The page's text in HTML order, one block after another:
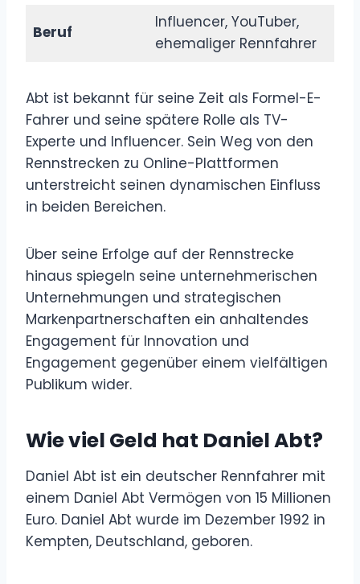
Beruf
Influencer, YouTuber,
ehemaliger Rennfahrer
Abt ist bekannt für seine Zeit als Formel-E-
Fahrer und seine spätere Rolle als TV-
Experte und Influencer. Sein Weg von den
Rennstrecken zu Online-Plattformen
unterstreicht seinen dynamischen Einfluss
in beiden Bereichen.
Über seine Erfolge auf der Rennstrecke
hinaus spiegeln seine unternehmerischen
Unternehmungen und strategischen
Markenpartnerschaften ein anhaltendes
Engagement für Innovation und
Engagement gegenüber einem vielfältigen
Publikum wider.
Wie viel Geld hat Daniel Abt?
Daniel Abt ist ein deutscher Rennfahrer mit
einem Daniel Abt Vermögen von 15 Millionen
Euro. Daniel Abt wurde im Dezember 1992 in
Kempten, Deutschland, geboren.